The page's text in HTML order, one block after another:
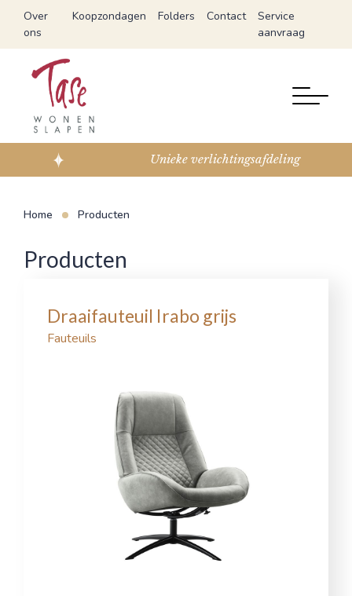
Over
ons
Koopzondagen Folders Contact
Service
aanvraag
Unieke verlichtingsafdeling
Home Producten
Producten
Draaifauteuil Irabo grijs
Fauteuils